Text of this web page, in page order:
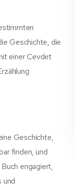
Geschichte, die
einer Cevdet
Geschichte,
finden, und
engagiert,
und